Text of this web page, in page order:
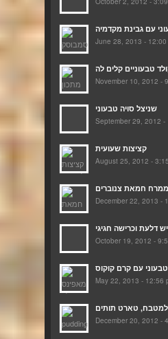
עם גבינת מקדמיה
June 28, 2013 - 12:00
November 10, 2012 -
שניצל סויה טבעוני
September 29, 2012 -
קציצות שעועית
August 25, 2012 -
ממרח חמאת צנוברים
December 22, 2013 -
דלעת וכרישה חגיגי
October 19, 2012 -
May 22, 2013 - 12:56
December 20, 2012 -